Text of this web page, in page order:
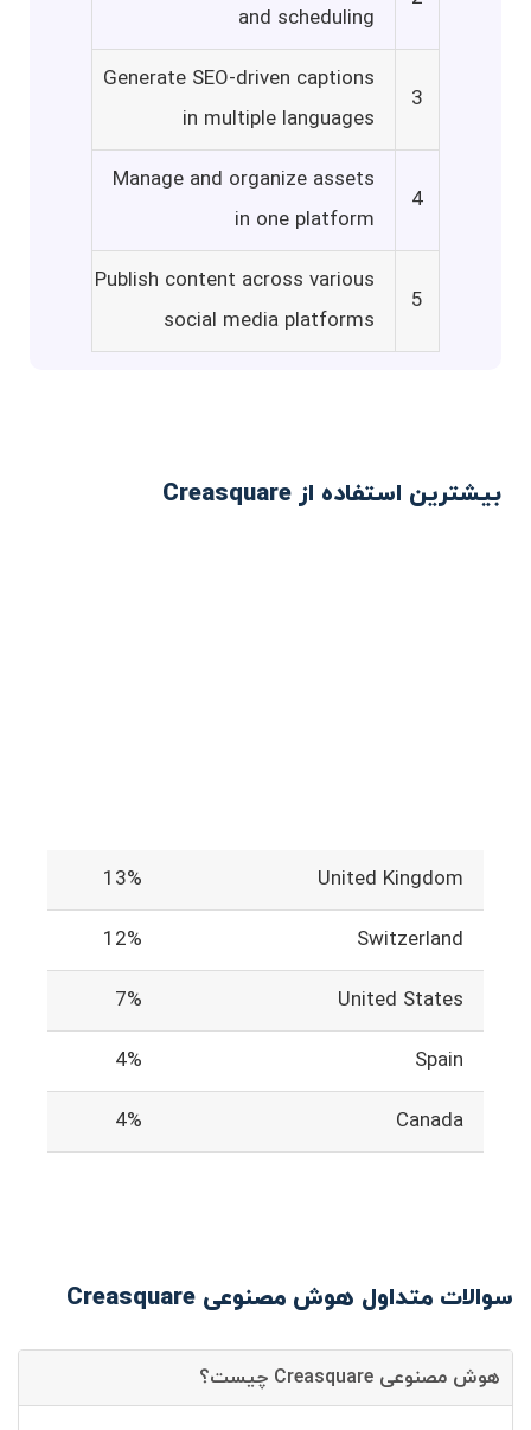
and scheduling
3
Generate SEO-driven captions
in multiple languages
4
Manage and organize assets
in one platform
5
Publish content across various
social media platforms
بیشترین استفاده از Creasquare
United Kingdom
13%
Switzerland
12%
United States
7%
Spain
4%
Canada
4%
سوالات متداول هوش مصنوعی Creasquare
هوش مصنوعی Creasquare چیست؟